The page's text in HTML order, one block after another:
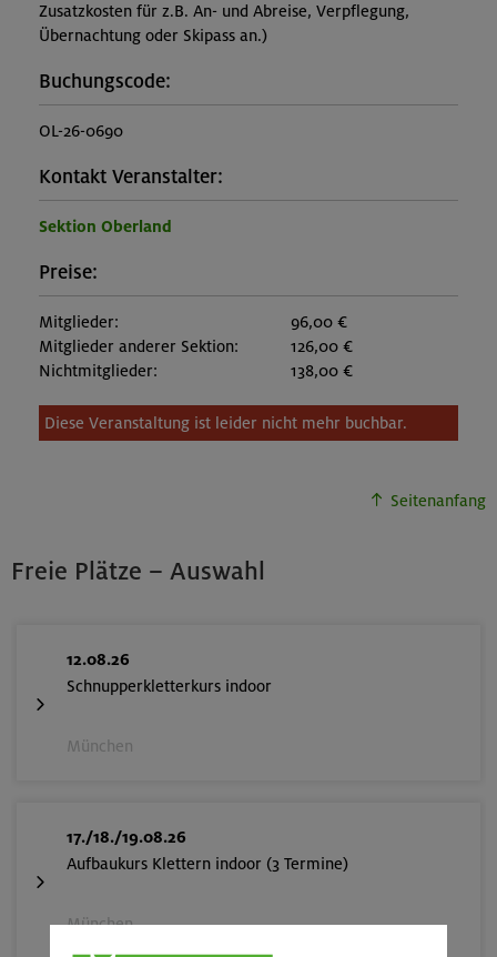
Zusatzkosten für z.B. An- und Abreise, Verpflegung,
Übernachtung oder Skipass an.)
Buchungscode:
OL-26-0690
Kontakt Veranstalter:
Sektion Oberland
Preise:
Mitglieder:
96,00 €
Mitglieder anderer Sektion:
126,00 €
Nichtmitglieder:
138,00 €
Diese Veranstaltung ist leider nicht mehr buchbar.
Seitenanfang
Freie Plätze – Auswahl
12.08.26
Schnupperkletterkurs indoor
München
17./18./19.08.26
Aufbaukurs Klettern indoor (3 Termine)
München